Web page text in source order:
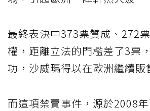
最終表決中373票贊成、272
權，距離立法的門檻差了3票
功，沙威瑪得以在歐洲繼續販
而這項禁賣事件，源於2008